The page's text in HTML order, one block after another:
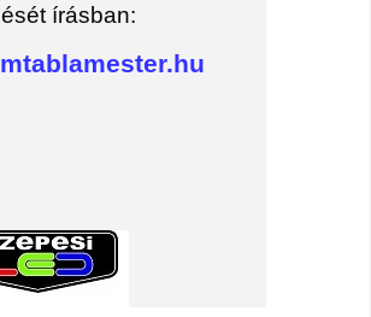
írásban: